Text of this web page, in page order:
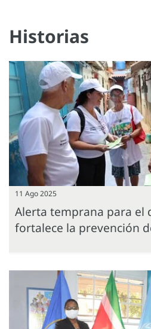
Historias
11 Ago 2025
Alerta temprana para el
fortalece la prevención